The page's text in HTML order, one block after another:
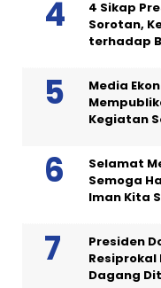
4 Sikap
Sorotan,
terhadap
Media
Kegiatan
Selamat
Semoga
Iman Kita
Presiden
Dagang